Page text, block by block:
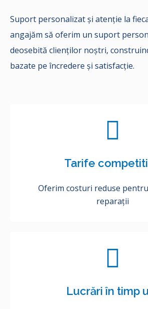
Suport personalizat și atenție la
angajăm să oferim un suport
deosebită clienților noștri,
bazate pe încredere și satisfacție.
Tarife
Oferim costuri reduse
reparații
Lucrări în timp